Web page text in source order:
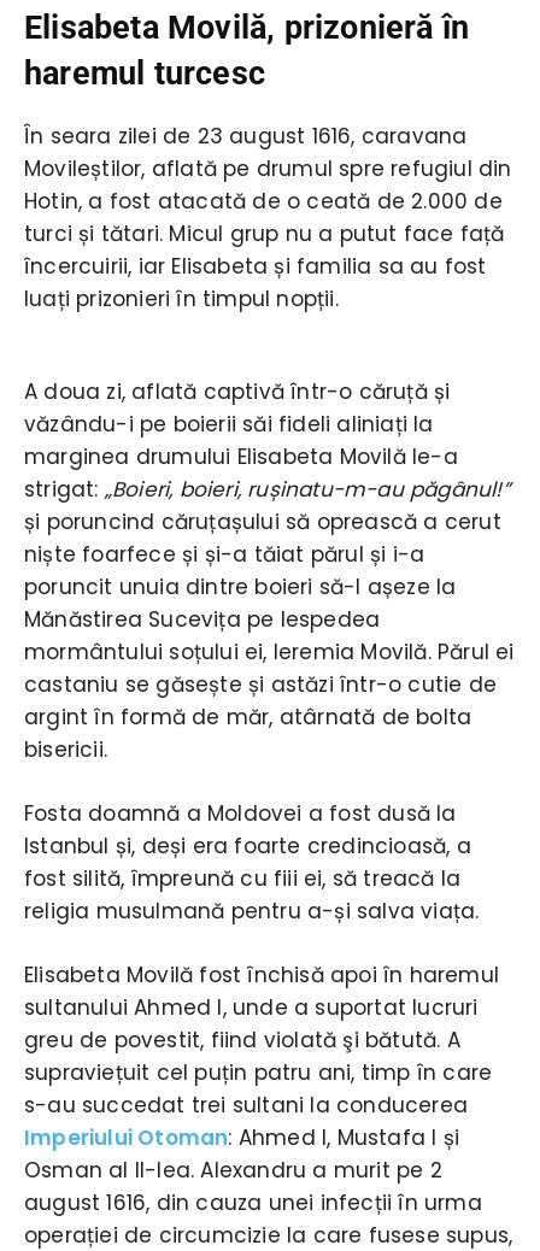
Elisabeta Movilă, prizonieră în
haremul turcesc
În seara zilei de 23 august 1616, caravana
Movileștilor, aflată pe drumul spre refugiul din
Hotin, a fost atacată de o ceată de 2.000 de
turci și tătari. Micul grup nu a putut face față
încercuirii, iar Elisabeta și familia sa au fost
luați prizonieri în timpul nopții.
A doua zi, aflată captivă într-o căruță și
văzându-i pe boierii săi fideli aliniați la
marginea drumului Elisabeta Movilă le-a
strigat: „Boieri, boieri, rușinatu-m-au păgânul!”
și poruncind căruțașului să oprească a cerut
niște foarfece și și-a tăiat părul și i-a
poruncit unuia dintre boieri să-l așeze la
Mănăstirea Sucevița pe lespedea
mormântului soțului ei, Ieremia Movilă. Părul ei
castaniu se găsește și astăzi într-o cutie de
argint în formă de măr, atârnată de bolta
bisericii.
Fosta doamnă a Moldovei a fost dusă la
Istanbul și, deși era foarte credincioasă, a
fost silită, împreună cu fiii ei, să treacă la
religia musulmană pentru a-și salva viața.
Elisabeta Movilă fost închisă apoi în haremul
sultanului Ahmed I, unde a suportat lucruri
greu de povestit, fiind violată şi bătută. A
supraviețuit cel puțin patru ani, timp în care
s-au succedat trei sultani la conducerea
Imperiului Otoman: Ahmed I, Mustafa I și
Osman al II-lea. Alexandru a murit pe 2
august 1616, din cauza unei infecții în urma
operației de circumcizie la care fusese supus,